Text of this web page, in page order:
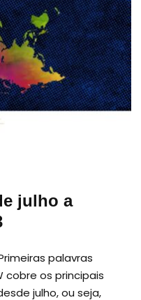
julho a
palavras
cobre os principais
julho, ou seja,